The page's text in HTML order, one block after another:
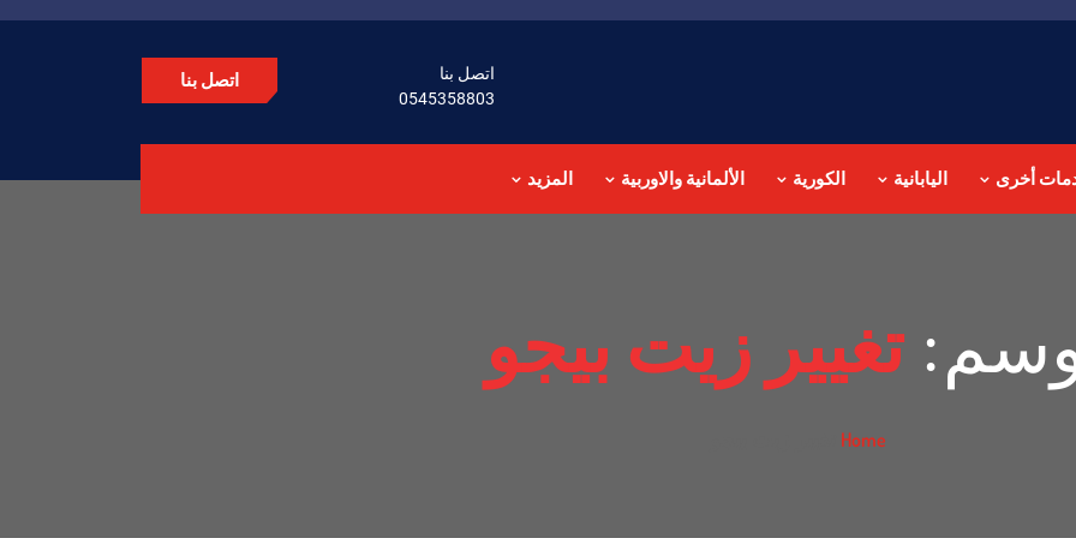
اتصل بنا
0545358803
اتصل بنا
أخرى اليابانية الكورية الألمانية والاوربية المزيد
تغيير زيت بيجو
Home